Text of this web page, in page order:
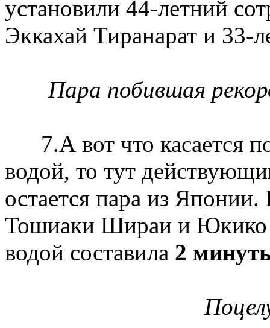
установили 44-летний
Эккахай Тиранарат и 33-
Пара побившая
7.А вот что касается
водой, то тут
остается пара из
Тошиаки Шираи и Юкико
водой составила 2